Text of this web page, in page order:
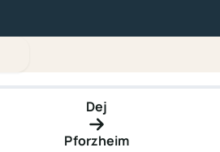
Dej
Pforzheim